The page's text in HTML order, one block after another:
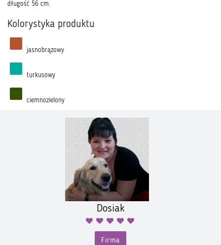
długość 56 cm.
Kolorystyka produktu
jasnobrązowy
turkusowy
ciemnozielony
Dosiak
Firma